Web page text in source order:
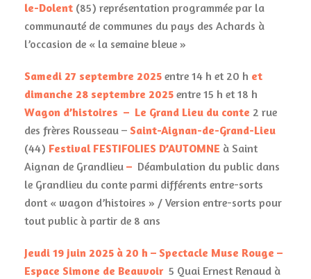
le-Dolent (85) représentation programmée par la
communauté de communes du pays des Achards à
l’occasion de « la semaine bleue »
Samedi 27 septembre 2025 entre 14 h et 20 h et
dimanche 28 septembre 2025 entre 15 h et 18 h
Wagon d’histoires – Le Grand Lieu du conte 2 rue
des frères Rousseau – Saint-Aignan-de-Grand-Lieu
(44) Festival FESTIFOLIES D’AUTOMNE à Saint
Aignan de Grandlieu – Déambulation du public dans
le Grandlieu du conte parmi différents entre-sorts
dont « wagon d’histoires » / Version entre-sorts pour
tout public à partir de 8 ans
Jeudi 19 juin 2025 à 20 h – Spectacle Muse Rouge –
Espace Simone de Beauvoir 5 Quai Ernest Renaud à